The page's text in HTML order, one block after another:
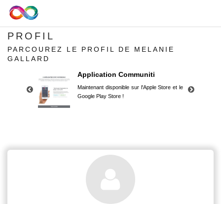
PROFIL
PARCOUREZ LE PROFIL DE MELANIE
GALLARD
Application Communiti
Maintenant disponible sur l'Apple Store et le
Google Play Store !
Google Play Store !